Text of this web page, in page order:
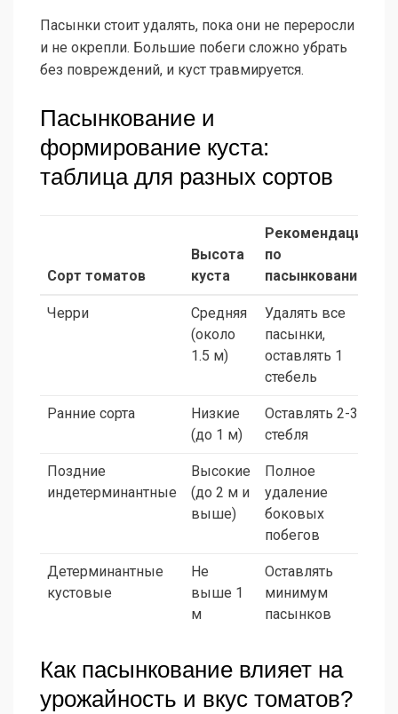
Пасынки стоит удалять, пока они не переросли
и не окрепли. Большие побеги сложно убрать
без повреждений, и куст травмируется.
Пасынкование и
формирование куста:
таблица для разных сортов
Сорт томатов
Высота
куста
Рекомендации
по
пасынкованию
Черри
Средняя
(около
1.5 м)
Удалять все
пасынки,
оставлять 1
стебель
Ранние сорта
Низкие
(до 1 м)
Оставлять 2-3
стебля
Поздние
индетерминантные
Высокие
(до 2 м и
выше)
Полное
удаление
боковых
побегов
Детерминантные
кустовые
Не
выше 1
м
Оставлять
минимум
пасынков
Как пасынкование влияет на
урожайность и вкус томатов?